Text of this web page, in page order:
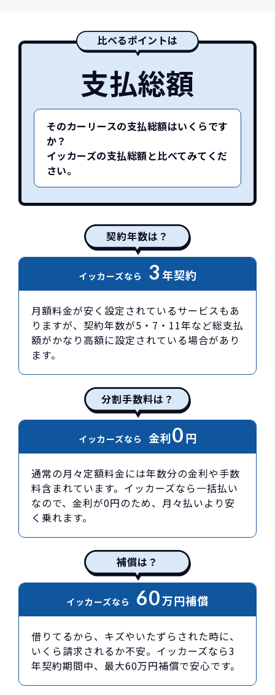
比べるポイントは
支払総額
そのカーリースの支払総額はいくらです
か？
イッカーズの支払総額と比べてみてくだ
さい。
契約年数は？
イッカーズなら 3 年契約
月額料金が安く設定されているサービスもあ
りますが、契約年数が5・7・11年など総支払
額がかなり高額に設定されている場合があり
ます。
分割手数料は？
イッカーズなら 金利0円
通常の月々定額料金には年数分の金利や手数
料含まれています。イッカーズなら一括払い
なので、金利が0円のため、月々払いより安
く乗れます。
補償は？
イッカーズなら 60万円補償
借りてるから、キズやいたずらされた時に、
いくら請求されるか不安。イッカーズなら3
年契約期間中、最大60万円補償で安心です。